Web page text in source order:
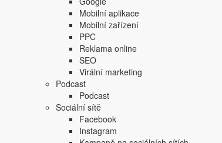
Mobilní aplikace
Mobilní zařízení
PPC
Reklama online
SEO
Virální marketing
Podcast
Podcast
Sociální sítě
Facebook
Instagram